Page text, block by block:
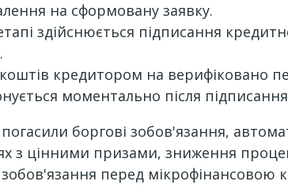
на сформовану заявку.
здійснюється підписання
кредитором на верифіковано
моментально після підписання
погасили боргові зобов'язання,
з цінними призами, зниження
зобов'язання перед мікрофінансовою